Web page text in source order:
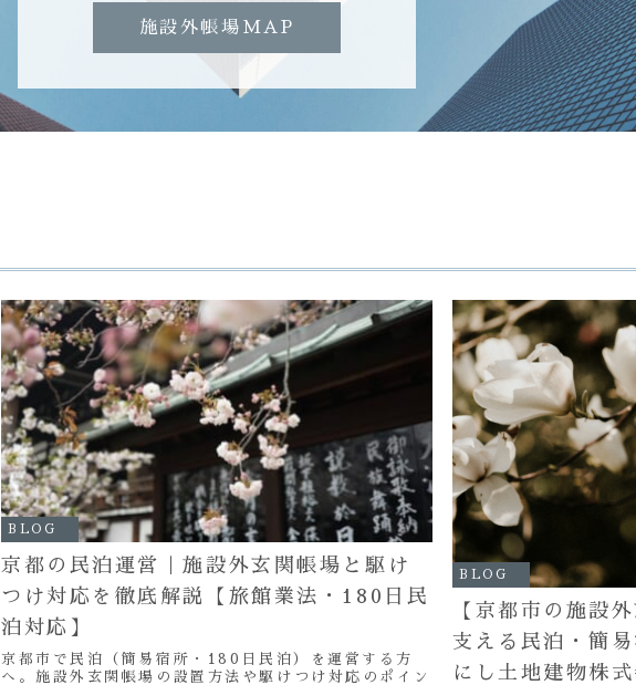
施設外帳場MAP
BLOG
京都の民泊運営｜施設外玄関帳場と駆け
つけ対応を徹底解説【旅館業法・180日民
泊対応】
京都市で民泊（簡易宿所・180日民泊）を運営する方
へ。施設外玄関帳場の設置方法や駆けつけ対応のポイン
BLOG
【京都市の施設
支える民泊・簡
にし土地建物株式